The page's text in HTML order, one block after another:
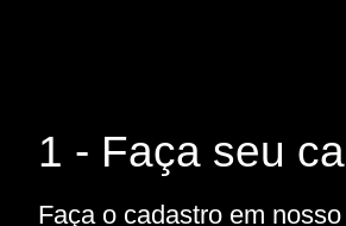
1 - Faça seu
Faça o cadastro em